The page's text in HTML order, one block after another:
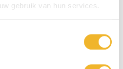
gebruik van hun services.
je proeft bij elke slok.
van Royal Club
aan frisdrank smaken, zodat er